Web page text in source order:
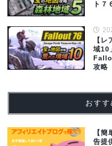
ト７
【
域10
攻略
おす
【
告提